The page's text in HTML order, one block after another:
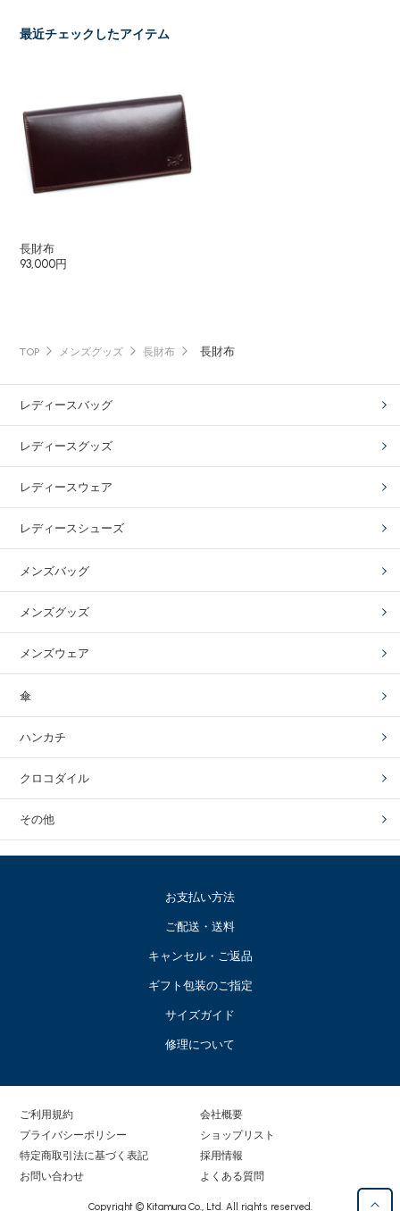
最近チェックしたアイテム
長財布
93,000円
TOP メンズグッズ 長財布 長財布
レディースバッグ
レディースグッズ
レディースウェア
レディースシューズ
メンズバッグ
メンズグッズ
メンズウェア
傘
ハンカチ
クロコダイル
その他
お支払い方法
ご配送・送料
キャンセル・ご返品
ギフト包装のご指定
サイズガイド
修理について
ご利用規約
プライバシーポリシー
特定商取引法に基づく表記
お問い合わせ
会社概要
ショップリスト
採用情報
よくある質問
Copyright © Kitamura Co., Ltd. All rights reserved.